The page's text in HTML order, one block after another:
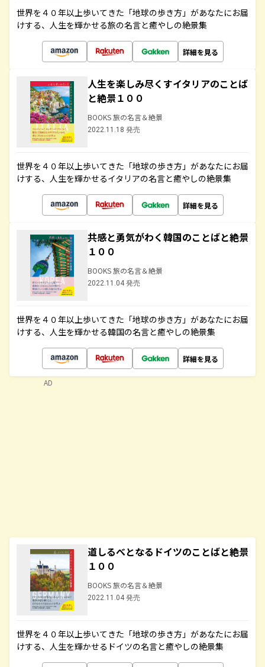
世界を４０年以上歩いてきた「地球の歩き方」があなたにお届
けする、人生を輝かせる旅の名言と癒やしの絶景集
詳細を見る
人生を楽しみ尽くすイタリアのことば
と絶景１００
BOOKS 旅の名言＆絶景
2022.11.18 発売
世界を４０年以上歩いてきた「地球の歩き方」があなたにお届
けする、人生を輝かせるイタリアの名言と癒やしの絶景集
詳細を見る
共感と勇気がわく韓国のことばと絶景
１００
BOOKS 旅の名言＆絶景
2022.11.04 発売
世界を４０年以上歩いてきた「地球の歩き方」があなたにお届
けする、人生を輝かせる韓国の名言と癒やしの絶景集
詳細を見る
道しるべとなるドイツのことばと絶景
１００
BOOKS 旅の名言＆絶景
2022.11.04 発売
世界を４０年以上歩いてきた「地球の歩き方」があなたにお届
けする、人生を輝かせるドイツの名言と癒やしの絶景集
AD